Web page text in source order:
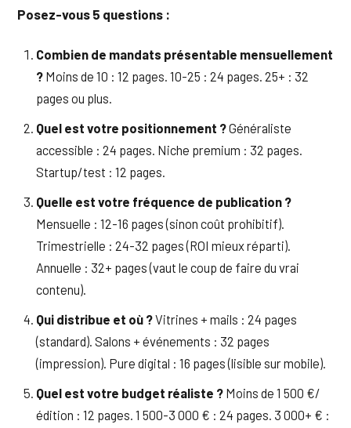
Posez-vous 5 questions :
Combien de mandats présentable mensuellement
? Moins de 10 : 12 pages. 10-25 : 24 pages. 25+ : 32
pages ou plus.
Quel est votre positionnement ?Généraliste
accessible : 24 pages. Niche premium : 32 pages.
Startup/test : 12 pages.
Quelle est votre fréquence de publication ?
Mensuelle : 12-16 pages (sinon coût prohibitif).
Trimestrielle : 24-32 pages (ROI mieux réparti).
Annuelle : 32+ pages (vaut le coup de faire du vrai
contenu).
Qui distribue et où ?Vitrines + mails : 24 pages
(standard). Salons + événements : 32 pages
(impression). Pure digital : 16 pages (lisible sur mobile).
Quel est votre budget réaliste ? Moins de 1 500 €/
édition : 12 pages. 1 500-3 000 € : 24 pages. 3 000+ € :